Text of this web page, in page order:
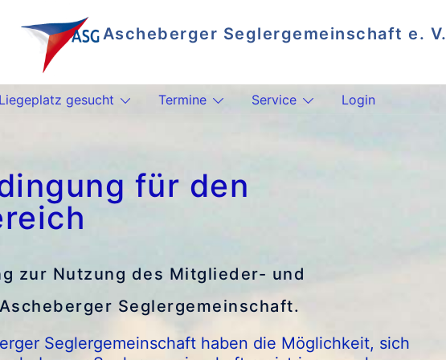
Ascheberger Seglergemeinschaft e. V.
Liegeplatz gesucht Termine Service Login
für den
zur Nutzung des Mitglieder- und
Seglergemeinschaft.
Seglergemeinschaft haben die Möglichkeit, sich